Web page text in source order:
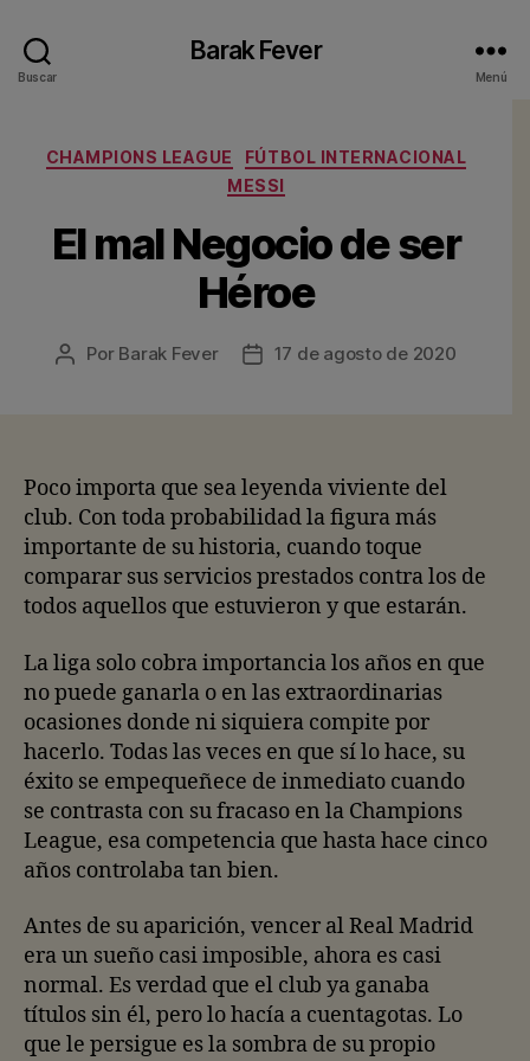
Buscar
Barak Fever
Menú
Categorías
CHAMPIONS LEAGUE
FÚTBOL INTERNACIONAL
MESSI
El mal Negocio de ser
Héroe
Autor
Por Barak Fever
Fecha17 de agosto de 2020
Poco importa que sea leyenda viviente del
club. Con toda probabilidad la figura más
importante de su historia, cuando toque
comparar sus servicios prestados contra los de
todos aquellos que estuvieron y que estarán.
La liga solo cobra importancia los años en que
no puede ganarla o en las extraordinarias
ocasiones donde ni siquiera compite por
hacerlo. Todas las veces en que sí lo hace, su
éxito se empequeñece de inmediato cuando
se contrasta con su fracaso en la Champions
League, esa competencia que hasta hace cinco
años controlaba tan bien.
Antes de su aparición, vencer al Real Madrid
era un sueño casi imposible, ahora es casi
normal. Es verdad que el club ya ganaba
títulos sin él, pero lo hacía a cuentagotas. Lo
que le persigue es la sombra de su propio